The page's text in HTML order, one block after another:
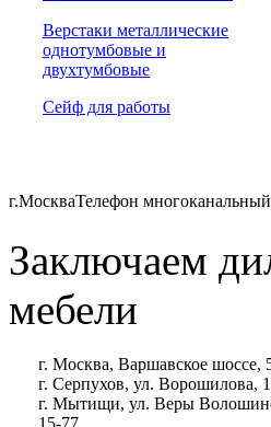
Верстаки металлические
однотумбовые и
двухтумбовые
Сейф для работы
г.МоскваТелефон
Заключаем
мебели
г. Москва, Варшавское шоссе,
г. Серпухов, ул. Ворошилова,
г. Мытищи, ул. Веры
15-77